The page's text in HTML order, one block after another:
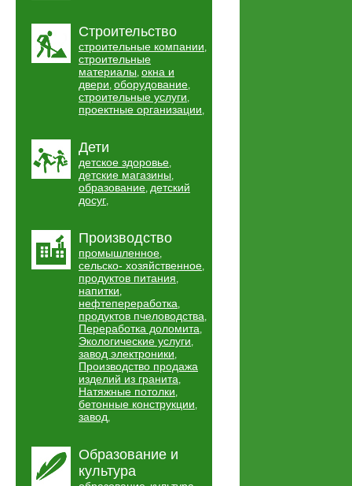
Строительство
строительные компании,
строительные
материалы, окна и
двери, оборудование,
строительные услуги,
проектные организации,
Дети
детское здоровье,
детские магазины,
образование, детский
досуг,
Производство
промышленное,
сельско- хозяйственное,
продуктов питания,
напитки,
нефтепереработка,
продуктов пчеловодства,
Переработка доломита,
Экологические услуги,
завод электроники,
Производство продажа
изделий из гранита,
Натяжные потолки,
бетонные конструкции,
завод,
Образование и
культура